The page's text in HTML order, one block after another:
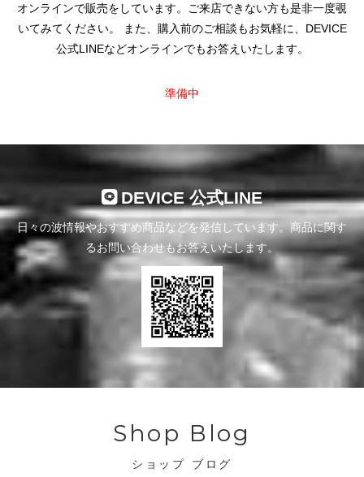
オンラインで販売をしています。ご来店できない方も是非一度覗
いてみてください。
また、購入前のご相談もお気軽に、DEVICE
公式LINEなどオンラインでもお答えいたします。
準備中
DEVICE 公式LINE
日々の波情報やおすすめ商品などを発信しています。商品に関す
るお問い合わせもお答えいたします。
Shop Blog
ショップ ブログ